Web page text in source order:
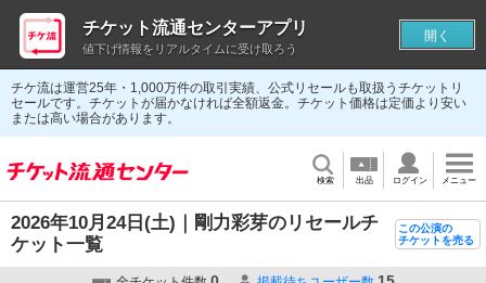
チケ流は運営25年・1,000万件の取引実績、公式リセールも取扱うチケットリ
セールです。チケットが届かなければ全額返金。チケット価格は定価より安い
または高い場合があります。
検索 出品 ログイン メニュー
2026年10月24日(土)｜剛力彩芽のリセールチ
ケット一覧
この公演の
チケットを売る
チケット流通センターアプリ
値下げ情報をリアルタイムに受け取ろう
開く